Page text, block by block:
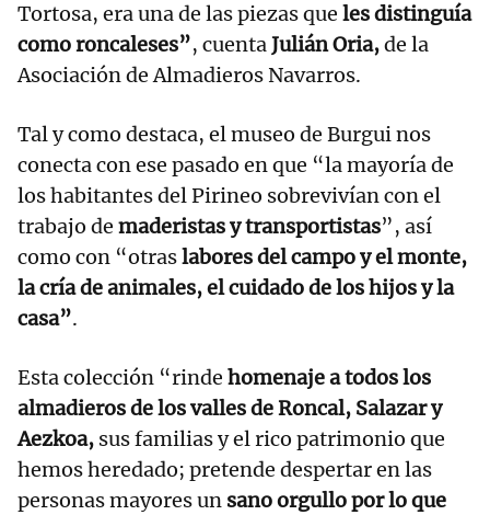
Tortosa, era una de las piezas que les distinguía
como roncaleses”, cuentaJulián Oria,de la
Asociación de Almadieros Navarros.
Tal y como destaca, el museo de Burgui nos
conecta con ese pasado en que “la mayoría de
los habitantes del Pirineo sobrevivían con el
trabajo de maderistas y transportistas”, así
como con “otraslabores del campo y el monte,
la cría de animales, el cuidado de los hijos y la
casa”.
Esta colección “rinde homenaje a todos los
almadieros de los valles de Roncal, Salazar y
Aezkoa, sus familias y el rico patrimonio que
hemos heredado; pretende despertar en las
personas mayores un sano orgullo por lo que